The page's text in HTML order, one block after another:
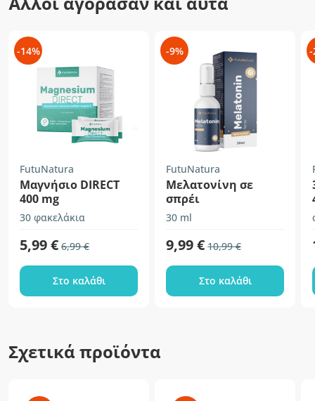
-14%
FutuNatura
Μαγνήσιο DIRECT
400 mg
30 φακελάκια
5,99 € 6,99 €
Στο καλάθι
-9%
FutuNatura
Μελατονίνη σε
σπρέι
30 ml
9,99 € 10,99 €
Στο καλάθι
-
Σχετικά προϊόντα